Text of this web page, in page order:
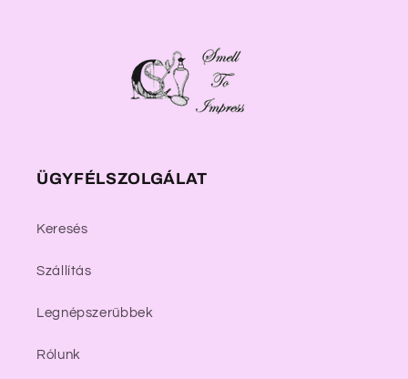
ÜGYFÉLSZOLGÁLAT
Keresés
Szállítás
Legnépszerűbbek
Rólunk